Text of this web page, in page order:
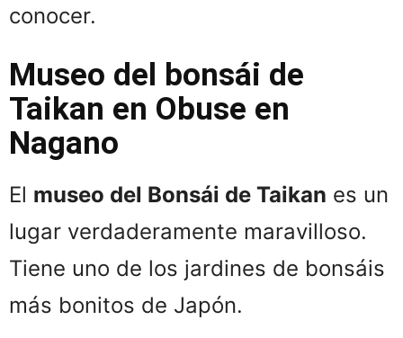
conocer.
Museo del bonsái de
Taikan en Obuse en
Nagano
El museo del Bonsái de Taikan es un
lugar verdaderamente maravilloso.
Tiene uno de los jardines de bonsáis
más bonitos de Japón.